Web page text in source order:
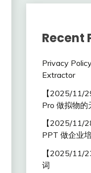
Recent
Privacy
Extractor
【2025/11/
Pro 做拟物的
【2025/11/
PPT 做企业
【2025/11/
词